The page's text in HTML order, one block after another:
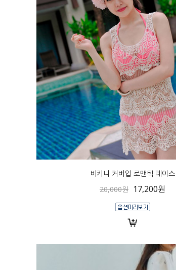
비키니 커버업 로맨틱 레이스
20,000원 17,200원